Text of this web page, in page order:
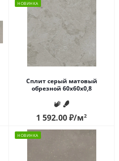
НОВИНКА
Сплит серый матовый
обрезной 60x60x0,8
1 592.00₽/м2
НОВИНКА